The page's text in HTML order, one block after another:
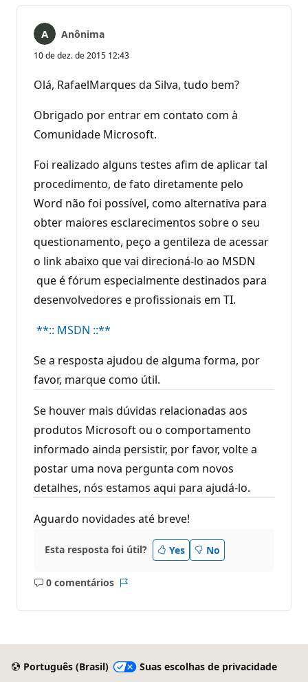
Anônima
10 de dez. de 2015 12:43
Olá, RafaelMarques da Silva, tudo bem?
Obrigado por entrar em contato com à
Comunidade Microsoft.
Foi realizado alguns testes afim de aplicar tal
procedimento, de fato diretamente pelo
Word não foi possível, como alternativa para
obter maiores esclarecimentos sobre o seu
questionamento, peço a gentileza de acessar
o link abaixo que vai direcioná-lo ao MSDN
que é fórum especialmente destinados para
desenvolvedores e profissionais em TI.
**:: MSDN ::**
Se a resposta ajudou de alguma forma, por
favor, marque como útil.
Se houver mais dúvidas relacionadas aos
produtos Microsoft ou o comportamento
informado ainda persistir, por favor, volte a
postar uma nova pergunta com novos
detalhes, nós estamos aqui para ajudá-lo.
Aguardo novidades até breve!
Esta resposta foi útil? Yes No
0 comentários
Sem
Português (Brasil)
Suas escolhas de privacidade